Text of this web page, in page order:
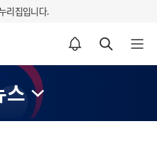
리집입니다.
알림설정 바로가기 검색 바로가기 메뉴 열기
스